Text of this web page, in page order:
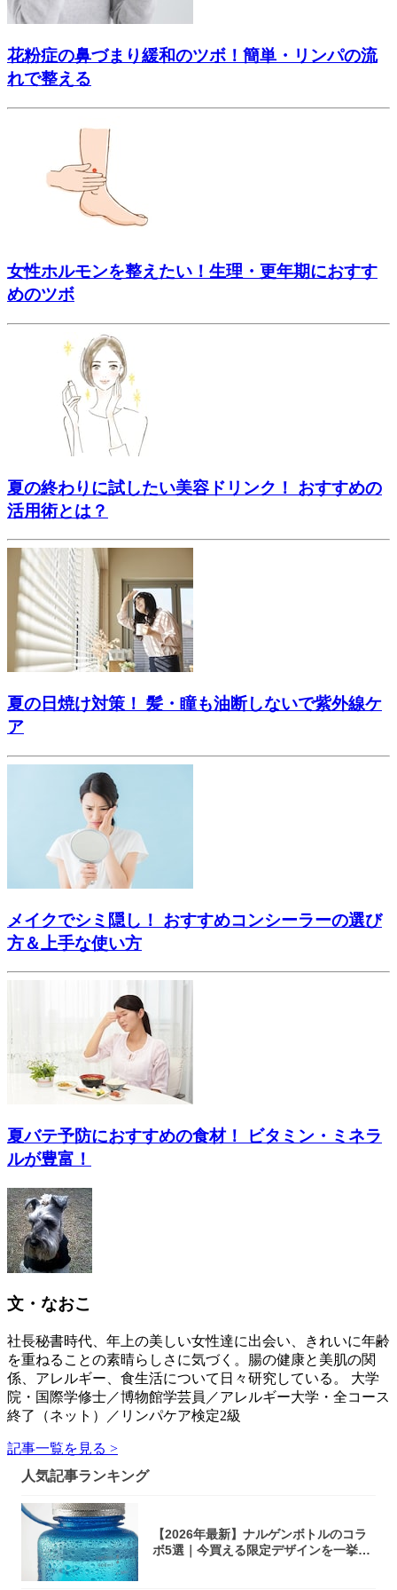
花粉症の鼻づまり緩和のツボ！簡単・リンパの流
れで整える
女性ホルモンを整えたい！生理・更年期におすす
めのツボ
夏の終わりに試したい美容ドリンク！ おすすめの
活用術とは？
夏の日焼け対策！ 髪・瞳も油断しないで紫外線ケ
ア
メイクでシミ隠し！ おすすめコンシーラーの選び
方＆上手な使い方
夏バテ予防におすすめの食材！ ビタミン・ミネラ
ルが豊富！
文・なおこ
社長秘書時代、年上の美しい女性達に出会い、きれいに年齢
を重ねることの素晴らしさに気づく。腸の健康と美肌の関
係、アレルギー、食生活について日々研究している。 大学
院・国際学修士／博物館学芸員／アレルギー大学・全コース
終了（ネット）／リンパケア検定2級
記事一覧を見る >
人気記事ランキング
【2026年最新】ナルゲンボトルのコラ
ボ5選｜今買える限定デザインを一挙紹